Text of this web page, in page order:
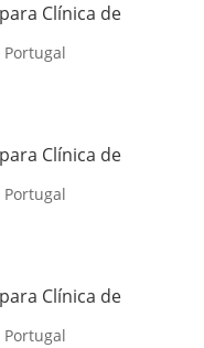
Clínica de
Clínica de
Clínica de